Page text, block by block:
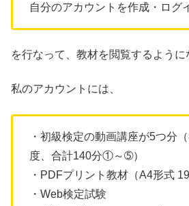
自分のアカウントを作成・ログ
を行なって、教材を閲覧するように
私のアカウントには、
・初級検定の動画講座が5つ分
度、合計140分①～➄）
・PDFプリント教材（A4形式 19
・Web検定試験